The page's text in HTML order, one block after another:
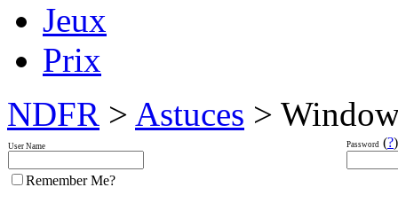
Jeux
Prix
NDFR > Astuces >
User Name Password (?)
Remember Me?